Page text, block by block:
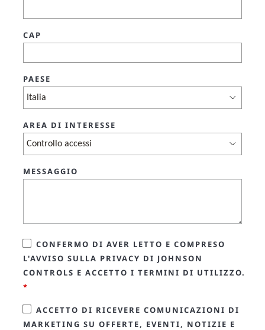
CAP
PAESE
AREA DI INTERESSE
MESSAGGIO
CONFERMO DI AVER LETTO E COMPRESO
L'AVVISO SULLA PRIVACY DI JOHNSON
CONTROLS E ACCETTO I TERMINI DI UTILIZZO.
*
ACCETTO DI RICEVERE COMUNICAZIONI DI
MARKETING SU OFFERTE, EVENTI, NOTIZIE E